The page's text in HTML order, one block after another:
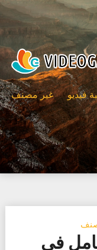
فيديو غير مصنف
في